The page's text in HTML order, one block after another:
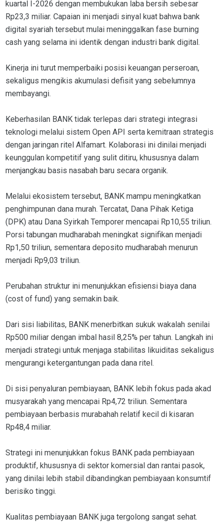
kuartal I-2026 dengan membukukan laba bersih sebesar
Rp23,3 miliar. Capaian ini menjadi sinyal kuat bahwa bank
digital syariah tersebut mulai meninggalkan fase burning
cash yang selama ini identik dengan industri bank digital.
Kinerja ini turut memperbaiki posisi keuangan perseroan,
sekaligus mengikis akumulasi defisit yang sebelumnya
membayangi.
Keberhasilan BANK tidak terlepas dari strategi integrasi
teknologi melalui sistem Open API serta kemitraan strategis
dengan jaringan ritel Alfamart. Kolaborasi ini dinilai menjadi
keunggulan kompetitif yang sulit ditiru, khususnya dalam
menjangkau basis nasabah baru secara organik.
Melalui ekosistem tersebut, BANK mampu meningkatkan
penghimpunan dana murah. Tercatat, Dana Pihak Ketiga
(DPK) atau Dana Syirkah Temporer mencapai Rp10,55 triliun.
Porsi tabungan mudharabah meningkat signifikan menjadi
Rp1,50 triliun, sementara deposito mudharabah menurun
menjadi Rp9,03 triliun.
Perubahan struktur ini menunjukkan efisiensi biaya dana
(cost of fund) yang semakin baik.
Dari sisi liabilitas, BANK menerbitkan sukuk wakalah senilai
Rp500 miliar dengan imbal hasil 8,25% per tahun. Langkah ini
menjadi strategi untuk menjaga stabilitas likuiditas sekaligus
mengurangi ketergantungan pada dana ritel.
Di sisi penyaluran pembiayaan, BANK lebih fokus pada akad
musyarakah yang mencapai Rp4,72 triliun. Sementara
pembiayaan berbasis murabahah relatif kecil di kisaran
Rp48,4 miliar.
Strategi ini menunjukkan fokus BANK pada pembiayaan
produktif, khususnya di sektor komersial dan rantai pasok,
yang dinilai lebih stabil dibandingkan pembiayaan konsumtif
berisiko tinggi.
Kualitas pembiayaan BANK juga tergolong sangat sehat.